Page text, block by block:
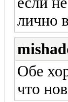
лично
Обе
что